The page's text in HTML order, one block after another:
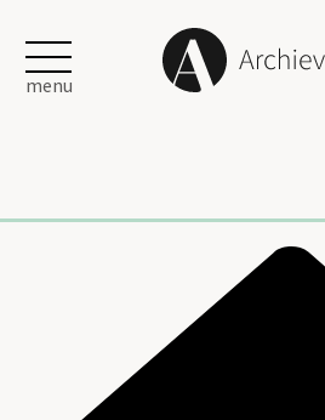
menu